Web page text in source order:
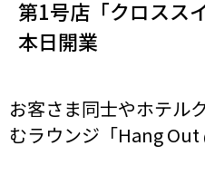
第1号店「クロスス
本日開業
お客さま同士やホテル
むラウンジ「Hang Out